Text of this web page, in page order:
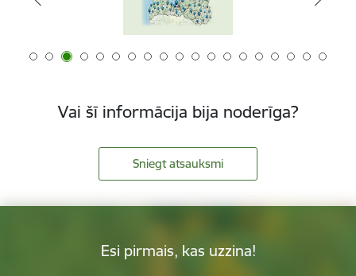
Vai šī informācija bija noderīga?
Sniegt atsauksmi
Esi pirmais, kas uzzina!